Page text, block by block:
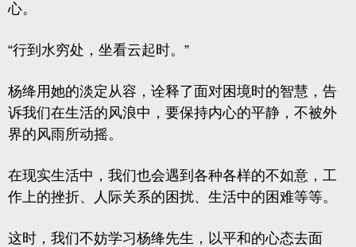
心。
“行到水穷处，坐看云起时。”
杨绛用她的淡定从容，诠释了面对困境时的智慧，告
诉我们在生活的风浪中，要保持内心的平静，不被外
界的风雨所动摇。
在现实生活中，我们也会遇到各种各样的不如意，工
作上的挫折、人际关系的困扰、生活中的困难等等。
这时，我们不妨学习杨绛先生，以平和的心态去面